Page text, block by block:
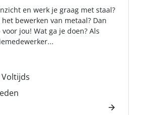
en werk je graag met staal?
bewerken van metaal? Dan
jou! Wat ga je doen? Als
Voltijds